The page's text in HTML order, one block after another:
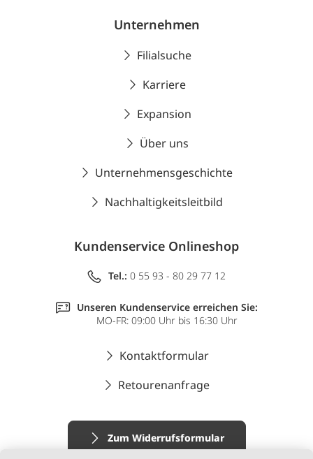
Unternehmen
Filialsuche
Karriere
Expansion
Über uns
Unternehmensgeschichte
Nachhaltigkeitsleitbild
Kundenservice Onlineshop
Tel.: 0 55 93 - 80 29 77 12
Unseren Kundenservice erreichen Sie:
MO-FR: 09:00 Uhr bis 16:30 Uhr
Kontaktformular
Retourenanfrage
Zum Widerrufsformular